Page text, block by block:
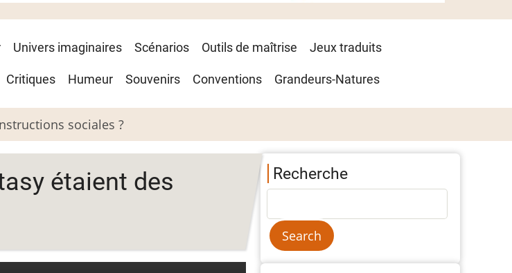
Univers imaginaires Scénarios Outils de maîtrise Jeux traduits
Critiques Humeur Souvenirs Conventions Grandeurs-Natures
sociales ?
étaient des
Recherche